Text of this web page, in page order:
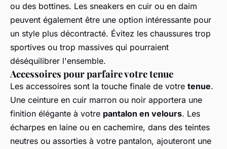
ou des bottines. Les sneakers en cuir ou en daim
peuvent également être une option intéressante pour
un style plus décontracté. Évitez les chaussures trop
sportives ou trop massives qui pourraient
déséquilibrer l'ensemble.
Accessoires pour parfaire votre tenue
Les accessoires sont la touche finale de votre tenue.
Une ceinture en cuir marron ou noir apportera une
finition élégante à votre pantalon en velours. Les
écharpes en laine ou en cachemire, dans des teintes
neutres ou assorties à votre pantalon, ajouteront une